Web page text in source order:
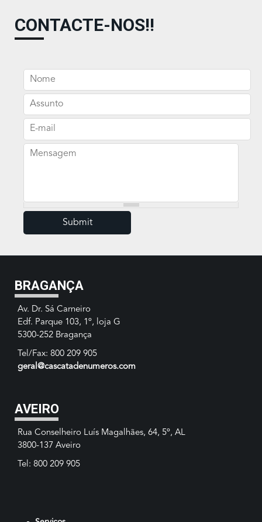
CONTACTE-NOS!!
Nome
Assunto
E-mail
Mensagem
BRAGANÇA
Av. Dr. Sá Carneiro
Edf. Parque 103, 1º, loja G
5300-252 Bragança
Tel/Fax: 800 209 905
geral@cascatadenumeros.com
AVEIRO
Rua Conselheiro Luís Magalhães, 64, 5º, AL
3800-137 Aveiro
Tel: 800 209 905